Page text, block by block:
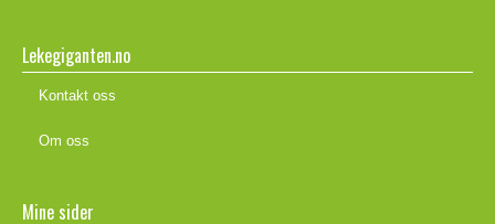
Lekegiganten.no
Kontakt oss
Om oss
Mine sider